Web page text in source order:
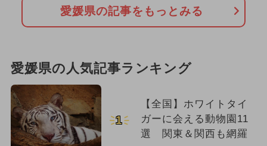
愛媛県の記事をもっとみる
愛媛県の人気記事ランキング
1
【全国】ホワイトタイ
ガーに会える動物園11
選 関東＆関西も網羅